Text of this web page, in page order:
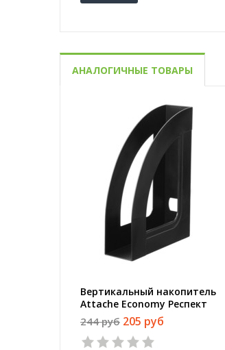
АНАЛОГИЧНЫЕ ТОВАРЫ
Вертикальный накопитель
Attache Economy Респект
пластиковый черный ширина
70 мм
244 руб 205 руб
1 2 3 4